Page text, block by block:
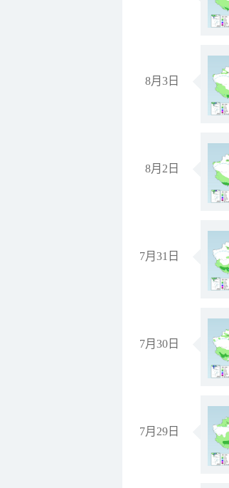
8月3日
8月2日
7月31日
7月30日
7月29日